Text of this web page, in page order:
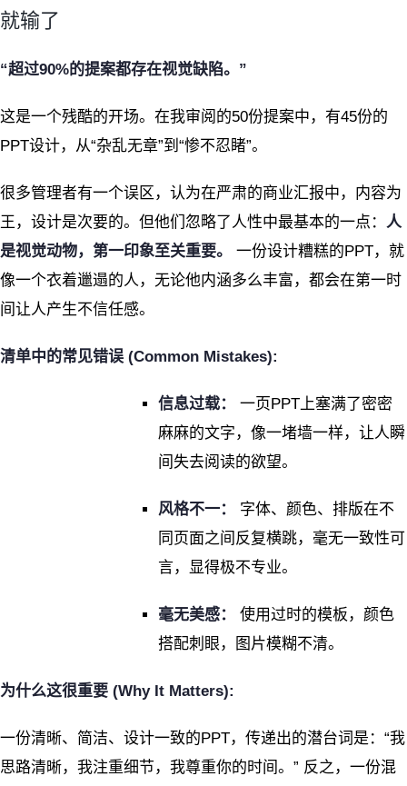
就输了
“超过90%的提案都存在视觉缺陷。”
这是一个残酷的开场。在我审阅的50份提案中，有45份的
PPT设计，从“杂乱无章”到“惨不忍睹”。
很多管理者有一个误区，认为在严肃的商业汇报中，内容为
王，设计是次要的。但他们忽略了人性中最基本的一点： 人
是视觉动物，第一印象至关重要。
一份设计糟糕的PPT，就
像一个衣着邋遢的人，无论他内涵多么丰富，都会在第一时
间让人产生不信任感。
清单中的常见错误 (Common Mistakes):
信息过载：
一页PPT上塞满了密密
麻麻的文字，像一堵墙一样，让人瞬
间失去阅读的欲望。
风格不一：
字体、颜色、排版在不
同页面之间反复横跳，毫无一致性可
言，显得极不专业。
毫无美感：
使用过时的模板，颜色
搭配刺眼，图片模糊不清。
为什么这很重要 (Why It Matters):
一份清晰、简洁、设计一致的PPT，传递出的潜台词是：“我
思路清晰，我注重细节，我尊重你的时间。” 反之，一份混